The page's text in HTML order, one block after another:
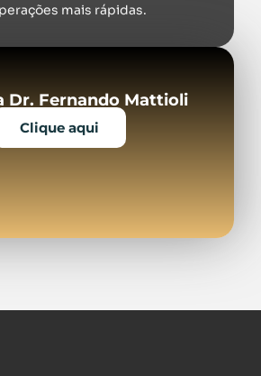
mais rápidas.
Dr. Fernando Mattioli
Clique aqui